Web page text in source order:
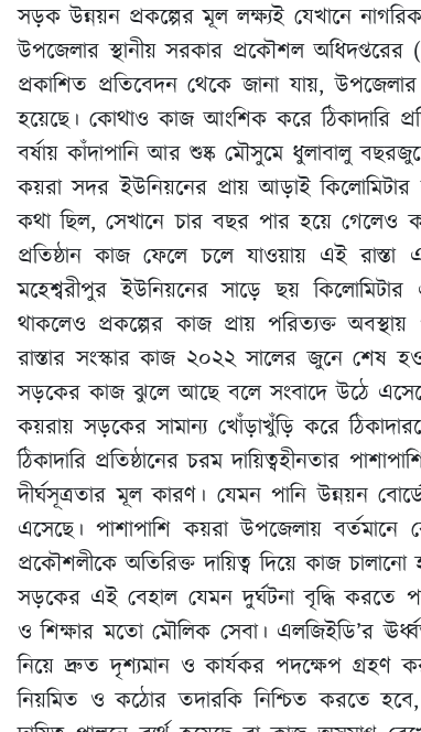
সড়ক উন্নয়ন প্রকল্পের মূল লক্ষ্যই যেখানে
উপজেলার স্থানীয় সরকার প্রকৌশল অধিদপ্তরের
প্রকাশিত প্রতিবেদন থেকে জানা যায়,
হয়েছে। কোথাও কাজ আংশিক করে ঠিকাদারি
বর্ষায় কাঁদাপানি আর শুষ্ক মৌসুমে ধুলাবালু
কয়রা সদর ইউনিয়নের প্রায় আড়াই
কথা ছিল, সেখানে চার বছর পার হয়ে গেলেও
প্রতিষ্ঠান কাজ ফেলে চলে যাওয়ায় এই
মহেশ্বরীপুর ইউনিয়নের সাড়ে ছয়
থাকলেও প্রকল্পের কাজ প্রায় পরিত্যক্ত
রাস্তার সংস্কার কাজ ২০২২ সালের জুনে
সড়কের কাজ ঝুলে আছে বলে সংবাদে উঠে
কয়রায় সড়কের সামান্য খোঁড়াখুঁড়ি করে
ঠিকাদারি প্রতিষ্ঠানের চরম দায়িত্বহীনতার
দীর্ঘসূত্রতার মূল কারণ। যেমন পানি উন্নয়ন
এসেছে। পাশাপাশি কয়রা উপজেলায়
প্রকৌশলীকে অতিরিক্ত দায়িত্ব দিয়ে কাজ চালানো
সড়কের এই বেহাল যেমন দুর্ঘটনা বৃদ্ধি করতে
ও শিক্ষার মতো মৌলিক সেবা। এলজিইডি’র
নিয়ে দ্রুত দৃশ্যমান ও কার্যকর পদক্ষেপ গ্রহণ
নিয়মিত ও কঠোর তদারকি নিশ্চিত করতে